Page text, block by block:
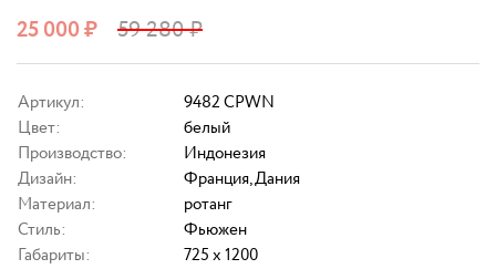
25 000₽ 59 280₽
Артикул:
9482 CPWN
Цвет:
белый
Производство:
Индонезия
Дизайн:
Франция, Дания
Материал:
ротанг
Стиль:
Фьюжен
Габариты:
725 x 1200